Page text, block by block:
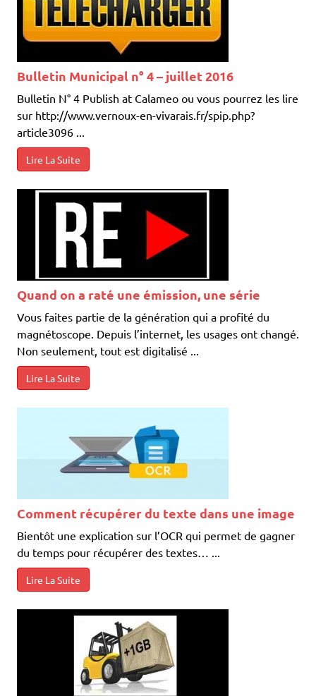
Bulletin Municipal n° 4 – juillet 2016
Bulletin N° 4 Publish at Calameo ou vous pourrez les lire
sur http://www.vernoux-en-vivarais.fr/spip.php?
article3096 ...
Lire La Suite
Quand on a raté une émission, une série
Vous faites partie de la génération qui a profité du
magnétoscope. Depuis l’internet, les usages ont changé.
Non seulement, tout est digitalisé ...
Lire La Suite
Comment récupérer du texte dans une image
Bientôt une explication sur l’OCR qui permet de gagner
du temps pour récupérer des textes… ...
Envoyer de gros fichiers à un ami
Beaucoup de gens butent un jour sur un message leur